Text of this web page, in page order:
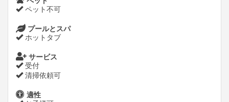
ペット不可
プールとスパ
ホットタブ
サービス
受付
清掃依頼可
適性